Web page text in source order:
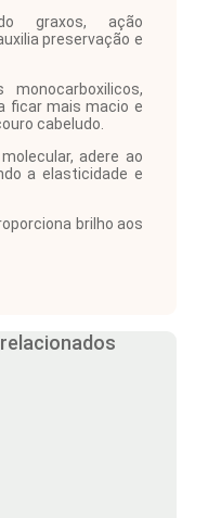
graxos, ação
preservação e
monocarboxilicos,
ficar mais macio e
cabeludo.
adere ao
a elasticidade e
brilho aos